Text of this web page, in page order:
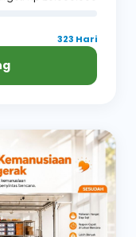
323 Hari